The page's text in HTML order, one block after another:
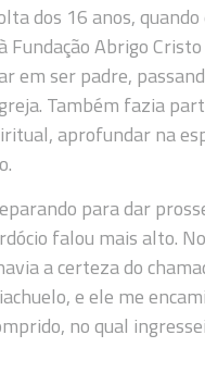
dos 16 anos,
Abrigo
em ser padre,
Também fazia
aprofundar na
para dar
falou mais alto.
a certeza do
e ele me
no qual